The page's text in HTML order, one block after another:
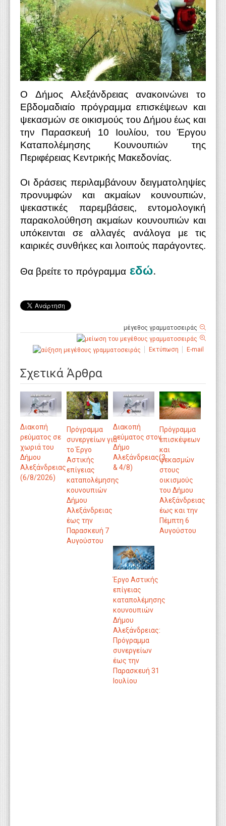
Ο Δήμος Αλεξάνδρειας ανακοινώνει το
Eβδομαδιαίo πρόγραμμα επισκέψεων και
ψεκασμών σε οικισμούς του Δήμου έως και
την Παρασκευή 10 Ιουλίου, του Έργου
Καταπολέμησης Κουνουπιών της
Περιφέρειας Κεντρικής Μακεδονίας.
Οι δράσεις περιλαμβάνουν δειγματοληψίες
προνυμφών και ακμαίων κουνουπιών,
ψεκαστικές παρεμβάσεις, εντομολογική
παρακολούθηση ακμαίων κουνουπιών και
υπόκεινται σε αλλαγές ανάλογα με τις
καιρικές συνθήκες και λοιπούς παράγοντες.
Θα βρείτε το πρόγραμμα εδώ.
μέγεθος γραμματοσειράς
Εκτύπωση E-mail
Σχετικά Άρθρα
Διακοπή
ρεύματος σε
χωριά του
Δήμου
Αλεξάνδρειας
(6/8/2026)
Πρόγραμμα
συνεργείων για
το Έργο
Αστικής
επίγειας
καταπολέμησης
κουνουπιών
Δήμου
Αλεξάνδρειας
έως την
Παρασκευή 7
Αυγούστου
Διακοπή
ρεύματος στον
Δήμο
Αλεξάνδρειας(3
& 4/8)
Πρόγραμμα
επισκέψεων
και
ψεκασμών
στους
οικισμούς
του Δήμου
Αλεξάνδρειας
έως και την
Πέμπτη 6
Αυγούστου
Έργο Αστικής
επίγειας
καταπολέμησης
κουνουπιών
Δήμου
Αλεξάνδρειας:
Πρόγραμμα
συνεργείων
έως την
Παρασκευή 31
Ιουλίου